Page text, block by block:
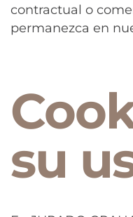
contractual o
permanezca en
su